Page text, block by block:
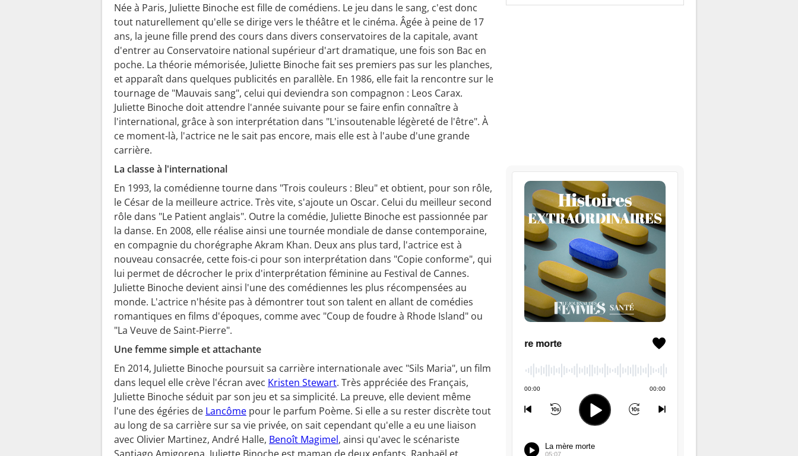
Née à Paris, Juliette Binoche est fille de comédiens. Le jeu dans le sang, c'est donc
tout naturellement qu'elle se dirige vers le théâtre et le cinéma. Âgée à peine de 17
ans, la jeune fille prend des cours dans divers conservatoires de la capitale, avant
d'entrer au Conservatoire national supérieur d'art dramatique, une fois son Bac en
poche. La théorie mémorisée, Juliette Binoche fait ses premiers pas sur les planches,
et apparaît dans quelques publicités en parallèle. En 1986, elle fait la rencontre sur le
tournage de "Mauvais sang", celui qui deviendra son compagnon : Leos Carax.
Juliette Binoche doit attendre l'année suivante pour se faire enfin connaître à
l'international, grâce à son interprétation dans "L'insoutenable légèreté de l'être". À
ce moment-là, l'actrice ne le sait pas encore, mais elle est à l'aube d'une grande
carrière.
La classe à l'international
En 1993, la comédienne tourne dans "Trois couleurs : Bleu" et obtient, pour son rôle,
le César de la meilleure actrice. Très vite, s'ajoute un Oscar. Celui du meilleur second
rôle dans "Le Patient anglais". Outre la comédie, Juliette Binoche est passionnée par
la danse. En 2008, elle réalise ainsi une tournée mondiale de danse contemporaine,
en compagnie du chorégraphe Akram Khan. Deux ans plus tard, l'actrice est à
nouveau consacrée, cette fois-ci pour son interprétation dans "Copie conforme", qui
lui permet de décrocher le prix d'interprétation féminine au Festival de Cannes.
Juliette Binoche devient ainsi l'une des comédiennes les plus récompensées au
monde. L'actrice n'hésite pas à démontrer tout son talent en allant de comédies
romantiques en films d'époques, comme avec "Coup de foudre à Rhode Island" ou
"La Veuve de Saint-Pierre".
Une femme simple et attachante
En 2014, Juliette Binoche poursuit sa carrière internationale avec "Sils Maria", un film
dans lequel elle crève l'écran avec Kristen Stewart. Très appréciée des Français,
Juliette Binoche séduit par son jeu et sa simplicité. La preuve, elle devient même
l'une des égéries de Lancôme pour le parfum Poème. Si elle a su rester discrète tout
au long de sa carrière sur sa vie privée, on sait cependant qu'elle a eu une liaison
avec Olivier Martinez, André Halle, Benoît Magimel, ainsi qu'avec le scénariste